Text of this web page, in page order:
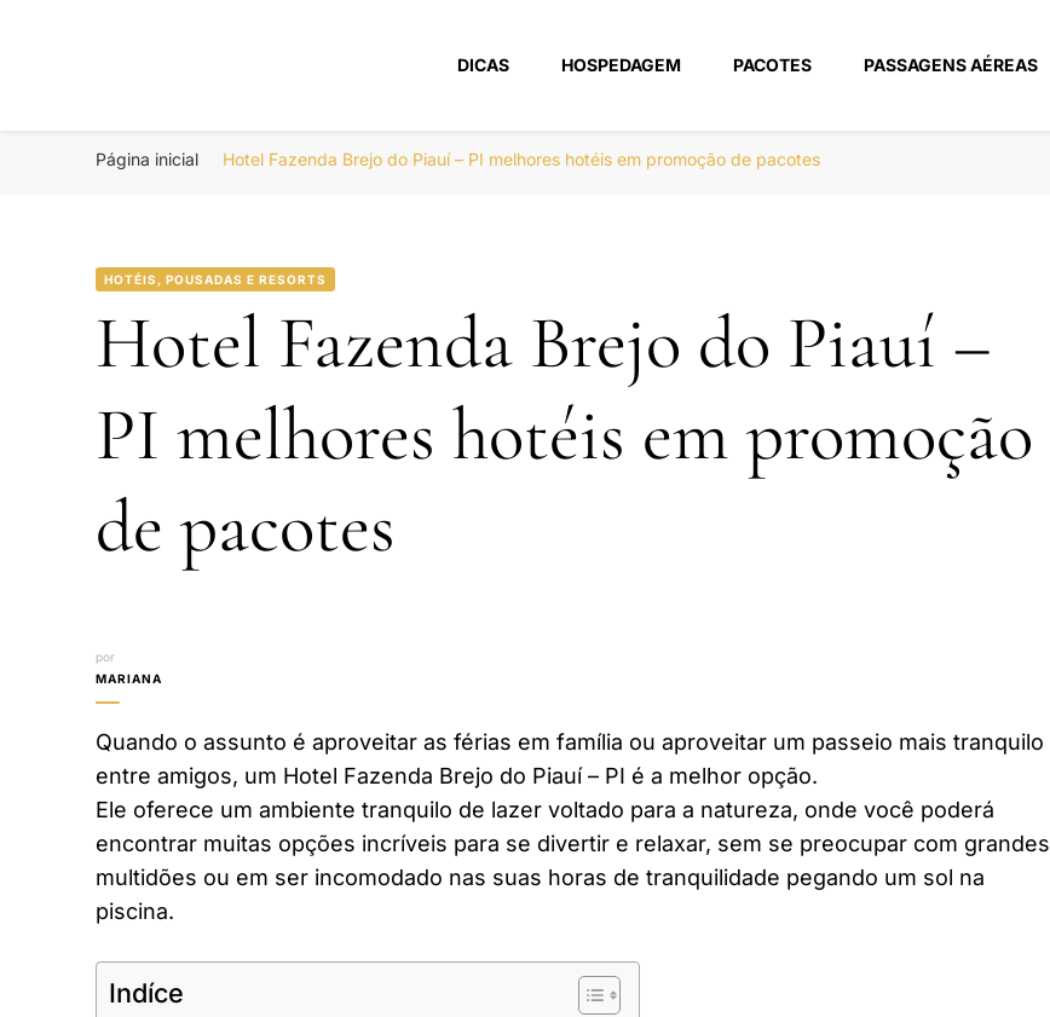
Portal Boa Viagem
DICAS HOSPEDAGEM PACOTES PASSAGENS AÉREAS
Página inicial Hotel Fazenda Brejo do Piauí – PI melhores hotéis em promoção de pacotes
HOTÉIS, POUSADAS E RESORTS
Hotel Fazenda Brejo do Piauí –
PI melhores hotéis em promoção
de pacotes
por
MARIANA
Quando o assunto é aproveitar as férias em família ou aproveitar um passeio mais tranquilo
entre amigos, um Hotel Fazenda Brejo do Piauí – PI é a melhor opção.
Ele oferece um ambiente tranquilo de lazer voltado para a natureza, onde você poderá
encontrar muitas opções incríveis para se divertir e relaxar, sem se preocupar com grandes
multidões ou em ser incomodado nas suas horas de tranquilidade pegando um sol na
piscina.
Indíce